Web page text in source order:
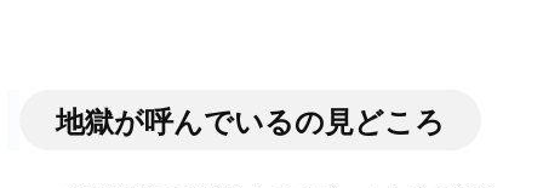
地獄が呼んでいるの見どころ